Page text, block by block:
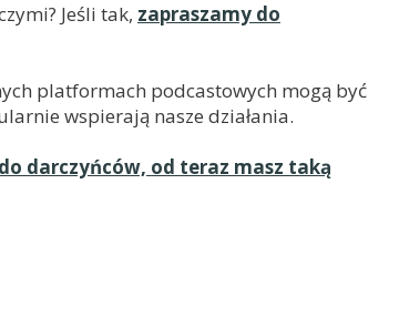
Jeśli tak, zapraszamy do
platformach podcastowych mogą być
wspierają nasze działania.
do darczyńców, od teraz masz taką